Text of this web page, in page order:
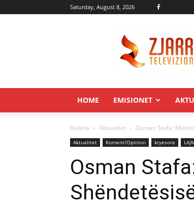
Saturday, August 8, 2026
HOME EMISIONET
Ballina Aktualitet Osman Stafa:
Aktualitet Koment/Opinion kryesore
Osman